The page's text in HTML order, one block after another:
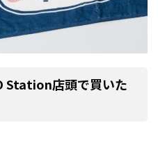
Station店頭で買いた